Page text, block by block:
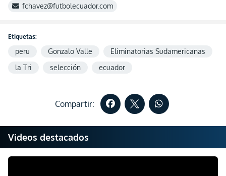
fchavez@futbolecuador.com
Etiquetas:
peru Gonzalo Valle
Eliminatorias Sudamericanas
la Tri
selección ecuador
Compartir:
Videos destacados